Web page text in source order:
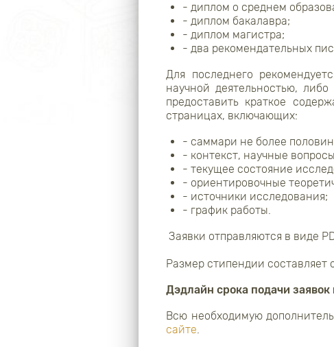
- диплом о среднем
- диплом бакалавра;
- диплом магистра;
- два рекомендательных
Для последнего
научной деятельностью,
предоставить краткое
страницах, включающих:
- саммари не более
- контекст, научные
- текущее состояние
- ориентировочные
- источники исследования;
- график работы.
Заявки отправляются в виде
Размер стипендии составляет
Дэдлайн срока подачи заявок
Всю необходимую
сайте.